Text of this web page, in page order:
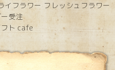
イフラワー フレッシュフラワー
受注
ト cafe